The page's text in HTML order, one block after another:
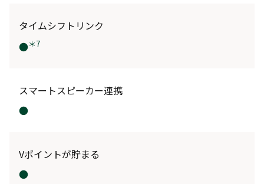
タイムシフトリンク
●＊7
スマートスピーカー連携
●
Vポイントが貯まる
●